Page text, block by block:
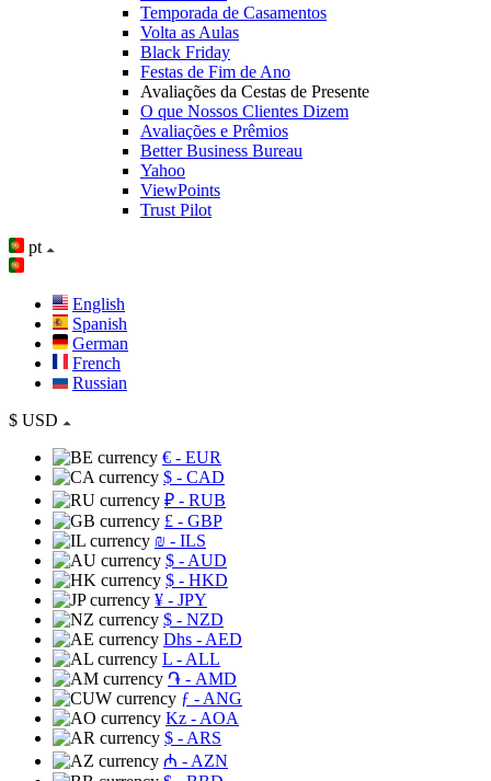
Temporada de Casamentos
Volta as Aulas
Black Friday
Festas de Fim de Ano
Avaliações da Cestas de Presente
O que Nossos Clientes Dizem
Avaliações e Prêmios
Better Business Bureau
Yahoo
ViewPoints
Trust Pilot
pt
English
Spanish
German
French
Russian
$ USD
€ - EUR
$ - CAD
₽ - RUB
£ - GBP
₪ - ILS
$ - AUD
$ - HKD
¥ - JPY
$ - NZD
Dhs - AED
L - ALL
֏ - AMD
ƒ - ANG
Kz - AOA
$ - ARS
₼ - AZN